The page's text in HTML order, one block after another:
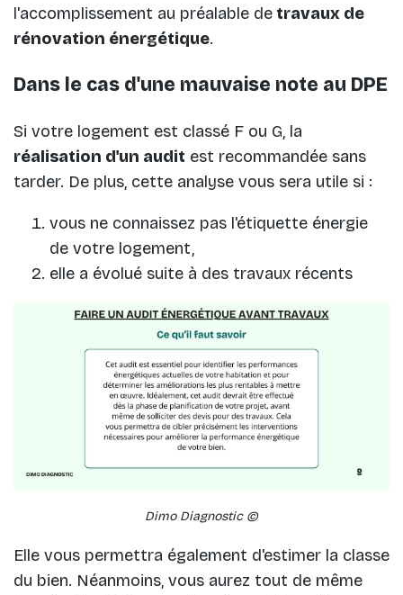
l'accomplissement au préalable de travaux de
rénovation énergétique.
Dans le cas d'une mauvaise note au DPE
Si votre logement est classé F ou G, la
réalisation d'un audit est recommandée sans
tarder. De plus, cette analyse vous sera utile si :
vous ne connaissez pas l'étiquette énergie
de votre logement,
elle a évolué suite à des travaux récents
Dimo Diagnostic ©
Elle vous permettra également d'estimer la classe
du bien. Néanmoins, vous aurez tout de même